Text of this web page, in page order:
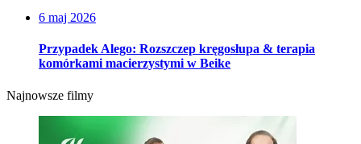
6 maj 2026
Przypadek Alego: Rozszczep kręgosłupa & terapia
komórkami macierzystymi w Beike
Najnowsze filmy